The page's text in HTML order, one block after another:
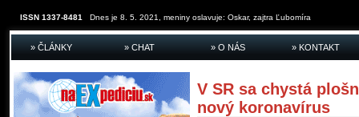
ISSN 1337-8481 Dnes je 8. 5. 2021, meniny oslavuje: Oskar, zajtra Ľubomíra
» ČLÁNKY » CHAT » O NÁS » KONTAKT
V SR sa chystá
nový koronavírus